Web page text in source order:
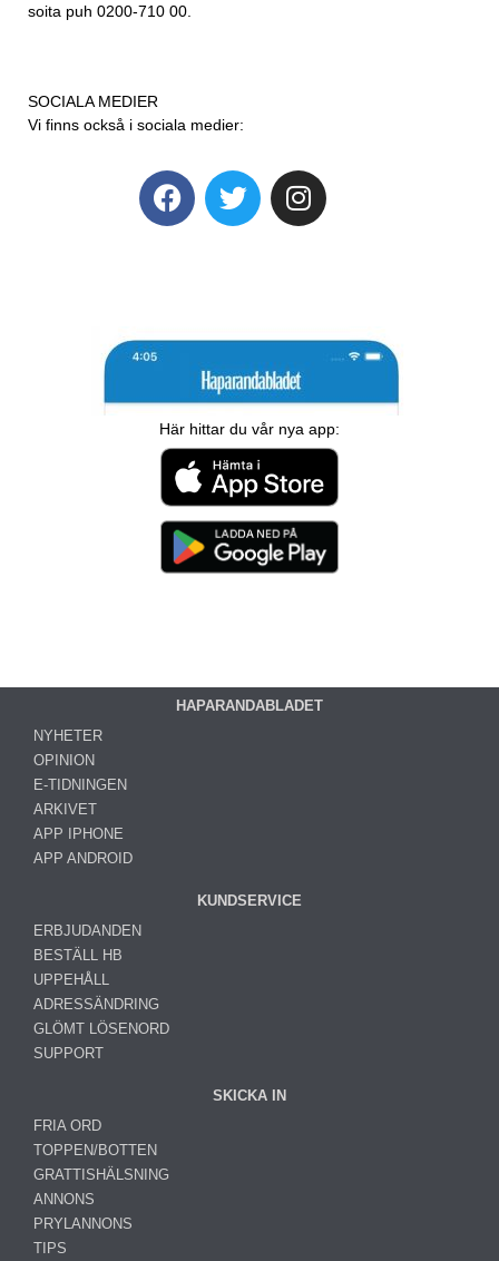
soita puh 0200-710 00.
SOCIALA MEDIER
Vi finns också i sociala medier:
Här hittar du vår nya app:
HAPARANDABLADET
NYHETER
OPINION
E-TIDNINGEN
ARKIVET
APP IPHONE
APP ANDROID
KUNDSERVICE
ERBJUDANDEN
BESTÄLL HB
UPPEHÅLL
ADRESSÄNDRING
GLÖMT LÖSENORD
SUPPORT
SKICKA IN
FRIA ORD
TOPPEN/BOTTEN
GRATTISHÄLSNING
ANNONS
PRYLANNONS
TIPS